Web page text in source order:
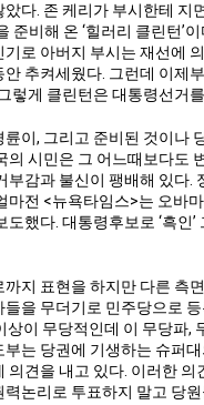
았다. 존 케리가 부시한테 지
준비해 온 ‘힐러리 클린턴’
기로 아버지 부시는 재선에
안 추켜세웠다. 그런데 이제
렇게 클린턴은 대통령선거
륜이, 그리고 준비된 것이나
의 시민은 그 어느때보다도
부감과 불신이 팽배해 있다.
마전 <뉴욕타임스>는 오바
도했다. 대통령후보로 ‘흑
까지 표현을 하지만 다른 측
들을 무더기로 민주당으로
상이 무당적인데 이 무당파,
부는 당권에 기생하는 슈퍼
의견을 내고 있다. 이러한
력논리로 투표하지 말고 당